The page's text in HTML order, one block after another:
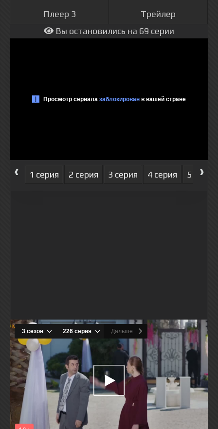
Плеер 3
Трейлер
Вы остановились на 69 серии
‹ 1 серия 2 серия 3 серия 4 серия 5 серия
›